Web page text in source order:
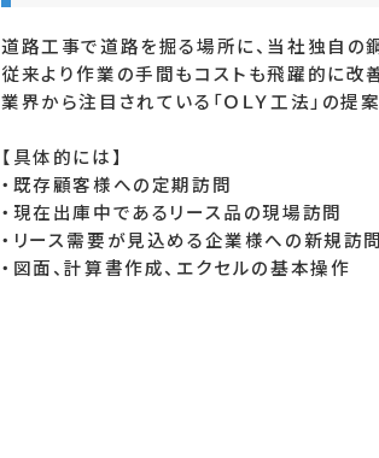
道路工事で道路を掘る場所に、当社独自の
従来より作業の手間もコストも飛躍的に改
業界から注目されている「ＯＬＹ工法」の提
【具体的には】
・既存顧客様への定期訪問
・現在出庫中であるリース品の現場訪問
・リース需要が見込める企業様への新規訪
・図面、計算書作成、エクセルの基本操作